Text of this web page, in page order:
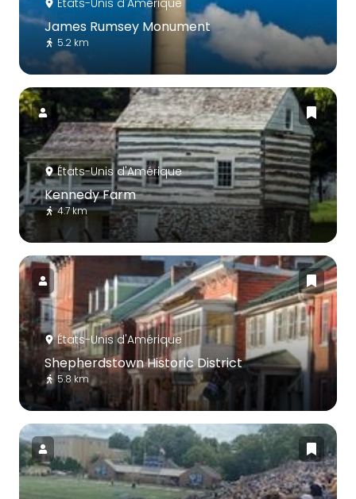
États-Unis d'Amérique
James Rumsey Monument
5.2 km
États-Unis d'Amérique
Kennedy Farm
4.7 km
États-Unis d'Amérique
Shepherdstown Historic District
5.8 km